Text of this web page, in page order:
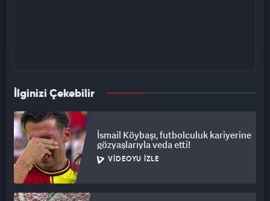
İlginizi Çekebilir
İsmail Köybaşı, futbolculuk kariyerine
gözyaşlarıyla veda etti!
VIDEOYU İZLE